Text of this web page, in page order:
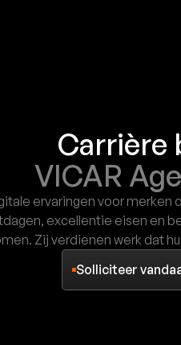
Carrière
VICAR
ervaringen voor merken
excellentie eisen en
Zij verdienen werk dat
Solliciteer